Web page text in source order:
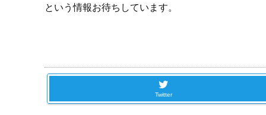
という情報お待ちしています。
Twitter